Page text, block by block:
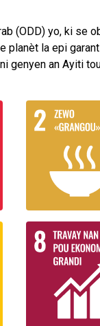
(ODD) yo, ki se
planèt la epi
genyen an Ayiti